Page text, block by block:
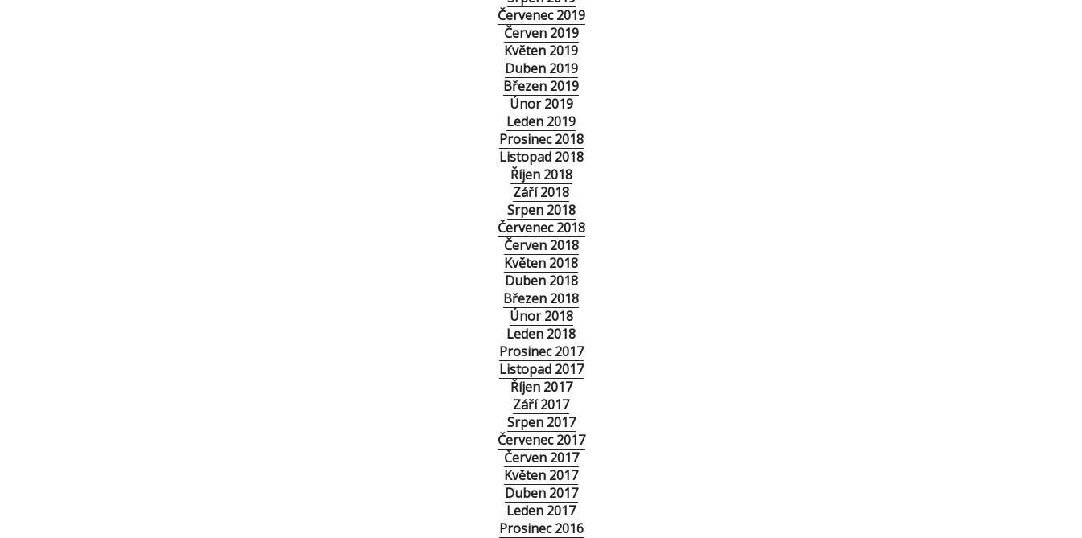
Červenec 2019
Červen 2019
Květen 2019
Duben 2019
Březen 2019
Únor 2019
Leden 2019
Prosinec 2018
Listopad 2018
Říjen 2018
Září 2018
Srpen 2018
Červenec 2018
Červen 2018
Květen 2018
Duben 2018
Březen 2018
Únor 2018
Leden 2018
Prosinec 2017
Listopad 2017
Říjen 2017
Září 2017
Srpen 2017
Červenec 2017
Červen 2017
Květen 2017
Duben 2017
Leden 2017
Prosinec 2016